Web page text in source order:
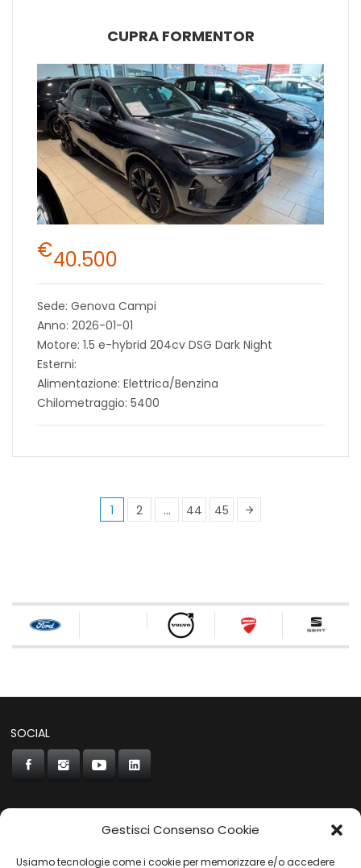
Gestisci Consenso Cookie
Usiamo tecnologie come i cookie per memorizzare e/o accedere
CUPRA FORMENTOR
€40.500
Sede: Genova Campi
Anno: 2026-01-01
Motore: 1.5 e-hybrid 204cv DSG Dark Night
Esterni:
Alimentazione: Elettrica/Benzina
Chilometraggio: 5400
1 2 … 44 45
SOCIAL
CONCORDE